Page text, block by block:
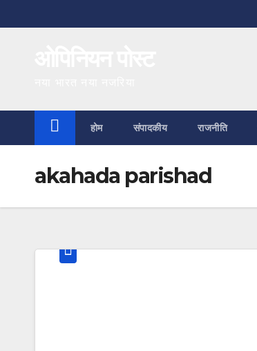
to
होम संपादकीय राजनीति
akahada parishad